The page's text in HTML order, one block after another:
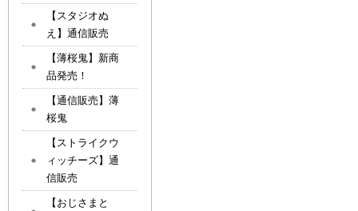
【スタジオぬ
え】通信販売
【薄桜鬼】新商
品発売！
【通信販売】薄
桜鬼
【ストライクウ
ィッチーズ】通
信販売
【おじさまと